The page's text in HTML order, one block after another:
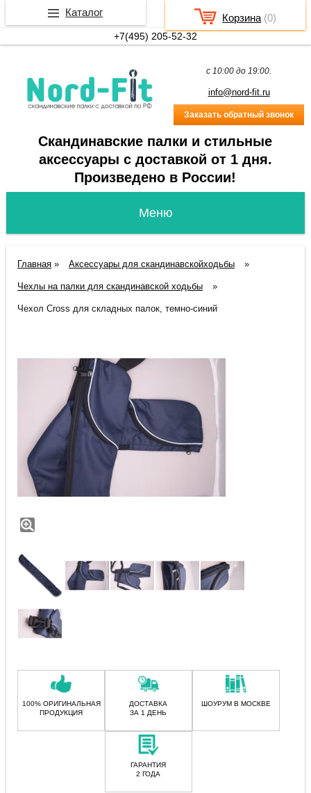
c 10:00 до 19:00.
info@nord-fit.ru
Заказать обратный звонок
Скандинавские палки и стильные
аксессуары с доставкой от 1 дня.
Произведено в России!
Главная » Аксессуары для скандинавскойходьбы »
Чехлы на палки для скандинавской ходьбы »
Чехол Cross для складных палок, темно-синий
100% ОРИГИНАЛЬНАЯ
ПРОДУКЦИЯ
ДОСТАВКА
ЗА 1 ДЕНЬ
ШОУРУМ В МОСКВЕ
ГАРАНТИЯ
2 ГОДА
+7(495) 205-52-32
Корзина (0)
Каталог